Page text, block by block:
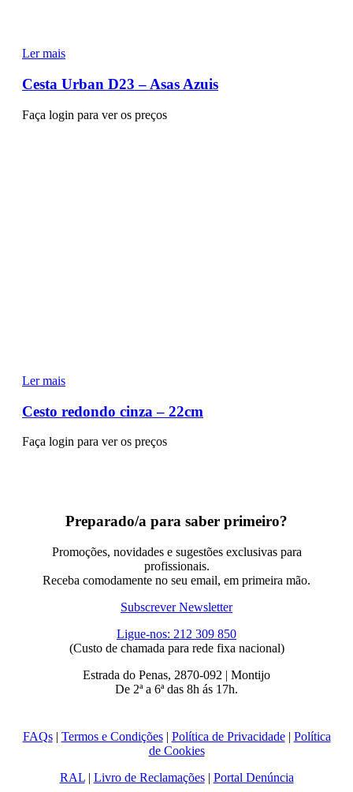
Ler mais
Cesta Urban D23 – Asas Azuis
Faça login para ver os preços
Ler mais
Cesto redondo cinza – 22cm
Faça login para ver os preços
Preparado/a para saber primeiro?
Promoções, novidades e sugestões exclusivas para
profissionais.
Receba comodamente no seu email, em primeira mão.
Subscrever Newsletter
Ligue-nos: 212 309 850
(Custo de chamada para rede fixa nacional)
Estrada do Penas, 2870-092 | Montijo
De 2ª a 6ª das 8h ás 17h.
FAQs| Termos e Condições| Política de Privacidade| Política
de Cookies
RAL| Livro de Reclamações| Portal Denúncia